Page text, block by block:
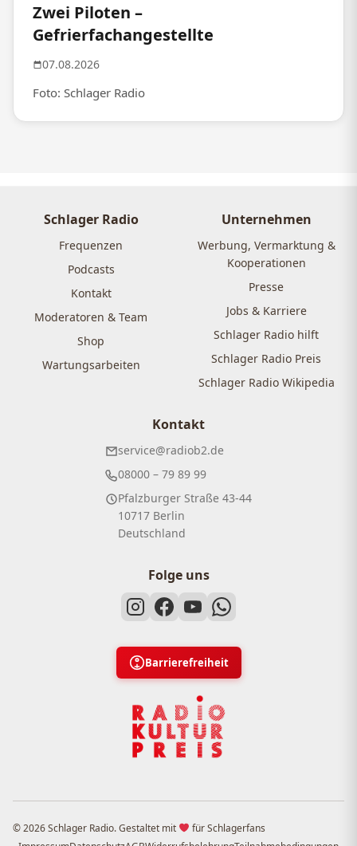
Zwei Piloten –
Gefrierfachangestellte
07.08.2026
Foto: Schlager Radio
Schlager Radio
Frequenzen
Podcasts
Kontakt
Moderatoren & Team
Shop
Wartungsarbeiten
Unternehmen
Werbung, Vermarktung &
Kooperationen
Presse
Jobs & Karriere
Schlager Radio hilft
Schlager Radio Preis
Schlager Radio Wikipedia
Kontakt
service@radiob2.de
08000 – 79 89 99
Pfalzburger Straße 43-44
10717 Berlin
Deutschland
Folge uns
Barrierefreiheit
© 2026 Schlager Radio. Gestaltet mit
für Schlagerfans